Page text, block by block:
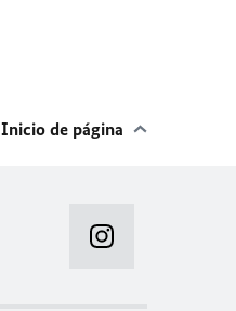
Inicio de página